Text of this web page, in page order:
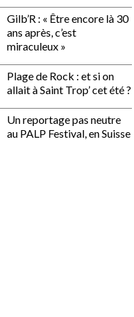
Gilb’R : « Être encore là 30
ans après, c’est
miraculeux »
Plage de Rock : et si on
allait à Saint Trop’ cet été ?
Un reportage pas neutre
au PALP Festival, en Suisse